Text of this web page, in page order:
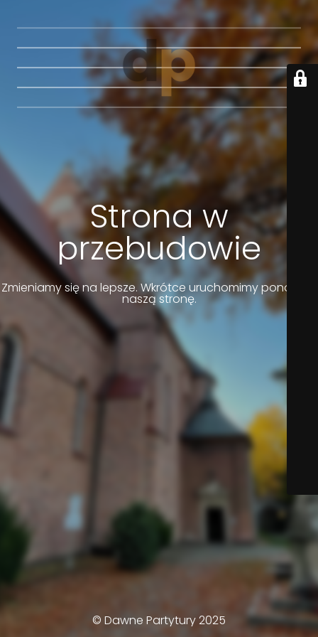
Strona w
przebudowie
Zmieniamy się na lepsze. Wkrótce uruchomimy ponownie
naszą stronę.
© Dawne Partytury 2025